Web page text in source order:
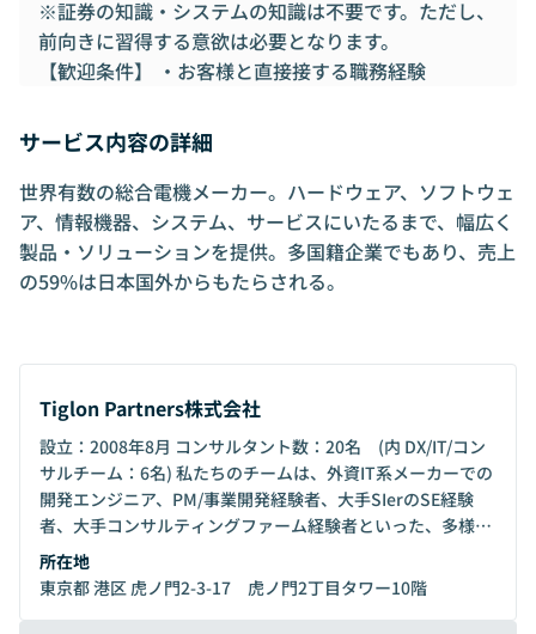
※証券の知識・システムの知識は不要です。ただし、
前向きに習得する意欲は必要となります。
【歓迎条件】 ・お客様と直接接する職務経験
サービス内容の詳細
世界有数の総合電機メーカー。ハードウェア、ソフトウェ
ア、情報機器、システム、サービスにいたるまで、幅広く
製品・ソリューションを提供。多国籍企業でもあり、売上
の59%は日本国外からもたらされる。
Tiglon Partners株式会社
設立：2008年8月 コンサルタント数：20名 (内 DX/IT/コン
サルチーム：6名) 私たちのチームは、外資IT系メーカーでの
開発エンジニア、PM/事業開発経験者、大手SIerのSE経験
者、大手コンサルティングファーム経験者といった、多様な
バックグラウンドを持つプロフェッショナルが在籍していま
す。それぞれの分野での豊富な実務経験と高度な専門知識を
活かし、皆様のキャリアアップを全力でサポートします。 私
所在地
東京都 港区 虎ノ門2-3-17 虎ノ門2丁目タワー10階